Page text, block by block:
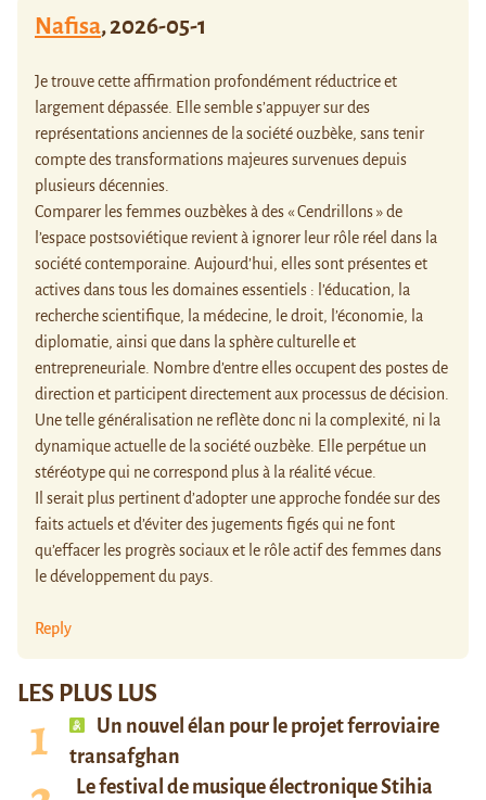
LES PLUS LUS
Un nouvel élan pour le projet ferroviaire
transafghan
Le festival de musique électronique Stihia
Nafisa,2026-05-1
Je trouve cette affirmation profondément réductrice et
largement dépassée. Elle semble s’appuyer sur des
représentations anciennes de la société ouzbèke, sans tenir
compte des transformations majeures survenues depuis
plusieurs décennies.
Comparer les femmes ouzbèkes à des « Cendrillons » de
l’espace postsoviétique revient à ignorer leur rôle réel dans la
société contemporaine. Aujourd’hui, elles sont présentes et
actives dans tous les domaines essentiels : l’éducation, la
recherche scientifique, la médecine, le droit, l’économie, la
diplomatie, ainsi que dans la sphère culturelle et
entrepreneuriale. Nombre d’entre elles occupent des postes de
direction et participent directement aux processus de décision.
Une telle généralisation ne reflète donc ni la complexité, ni la
dynamique actuelle de la société ouzbèke. Elle perpétue un
stéréotype qui ne correspond plus à la réalité vécue.
Il serait plus pertinent d’adopter une approche fondée sur des
faits actuels et d’éviter des jugements figés qui ne font
qu’effacer les progrès sociaux et le rôle actif des femmes dans
le développement du pays.
Reply